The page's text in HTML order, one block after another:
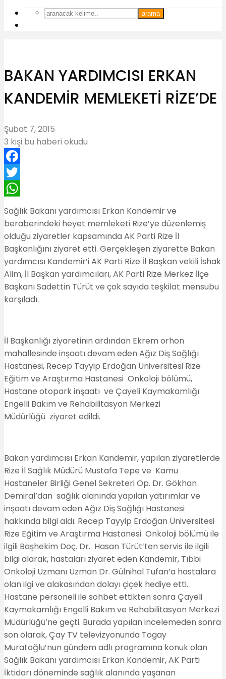
arama
BAKAN YARDIMCISI ERKAN
KANDEMİR MEMLEKETİ RİZE’DE
Şubat 7, 2015
3 kişi bu haberi okudu
Facebook
Twitter
Sağlık Bakanı yardımcısı Erkan Kandemir ve
beraberindeki heyet memleketi Rize’ye düzenlemiş
olduğu ziyaretler kapsamında AK Parti Rize İl
Başkanlığını ziyaret etti. Gerçekleşen ziyarette Bakan
yardımcısı Kandemir’i AK Parti Rize İl Başkan vekili İshak
Alim, İl Başkan yardımcıları, AK Parti Rize Merkez İlçe
Başkanı Sadettin Türüt ve çok sayıda teşkilat mensubu
karşıladı.
İl Başkanlığı ziyaretinin ardından Ekrem orhon
mahallesinde inşaatı devam eden Ağız Diş Sağlığı
Hastanesi, Recep Tayyip Erdoğan Üniversitesi Rize
Eğitim ve Araştırma Hastanesi Onkoloji bölümü,
Hastane otopark inşaatı ve Çayeli Kaymakamlığı
Engelli Bakım ve Rehabilitasyon Merkezi
Müdürlüğü ziyaret edildi.
Bakan yardımcısı Erkan Kandemir, yapılan ziyaretlerde
Rize İl Sağlık Müdürü Mustafa Tepe ve Kamu
Hastaneler Birliği Genel Sekreteri Op. Dr. Gökhan
Demiral’dan sağlık alanında yapılan yatırımlar ve
inşaatı devam eden Ağız Diş Sağlığı Hastanesi
hakkında bilgi aldı. Recep Tayyip Erdoğan Üniversitesi
Rize Eğitim ve Araştırma Hastanesi Onkoloji bölümü ile
ilgili Başhekim Doç. Dr. Hasan Türüt’ten servis ile ilgili
bilgi alarak, hastaları ziyaret eden Kandemir, Tıbbi
Onkoloji Uzmanı Uzman Dr. Gülnihal Tufan’a hastalara
olan ilgi ve alakasından dolayı çiçek hediye etti.
Hastane personeli ile sohbet ettikten sonra Çayeli
Kaymakamlığı Engelli Bakım ve Rehabilitasyon Merkezi
Müdürlüğü’ne geçti. Burada yapılan incelemeden sonra
son olarak, Çay TV televizyonunda Togay
Muratoğlu’nun gündem adlı programına konuk olan
Sağlık Bakanı yardımcısı Erkan Kandemir, AK Parti
İktidarı döneminde sağlık alanında yaşanan